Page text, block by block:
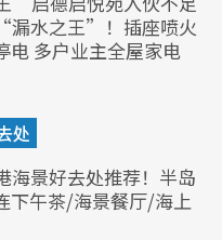
漏水之王”！插座喷火
电 多户业主全屋家电
处
海景好去处推荐！半岛
下午茶/海景餐厅/海上